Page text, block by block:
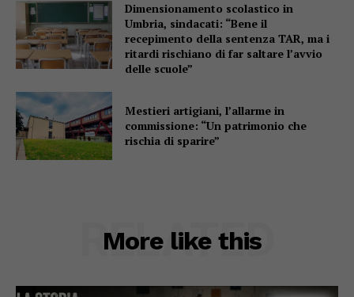
Dimensionamento scolastico in
Umbria, sindacati: “Bene il
recepimento della sentenza TAR, ma i
ritardi rischiano di far saltare l’avvio
delle scuole”
Mestieri artigiani, l’allarme in
commissione: “Un patrimonio che
rischia di sparire”
More like this
RELATED